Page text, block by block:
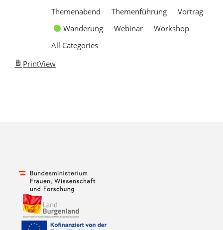
Themenabend
Themenführung
Vortrag
Wanderung
Webinar
Workshop
All Categories
PrintView